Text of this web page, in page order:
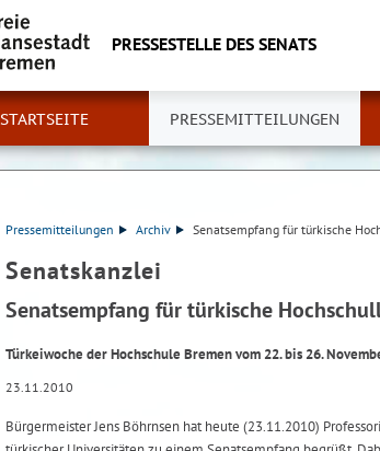
PRESSESTELLE DES SENATS
STARTSEITE PRESSEMITTEILUNGEN
Pressemitteilungen Archiv Senatsempfang für türkische
Senatskanzlei
Senatsempfang für türkische
Türkeiwoche der Hochschule Bremen vom 22. bis 26.
23.11.2010
Bürgermeister Jens Böhrnsen hat heute (23.11.2010)